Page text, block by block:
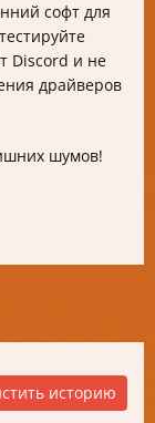
софт для
Discord и не
драйверов
шумов!
историю